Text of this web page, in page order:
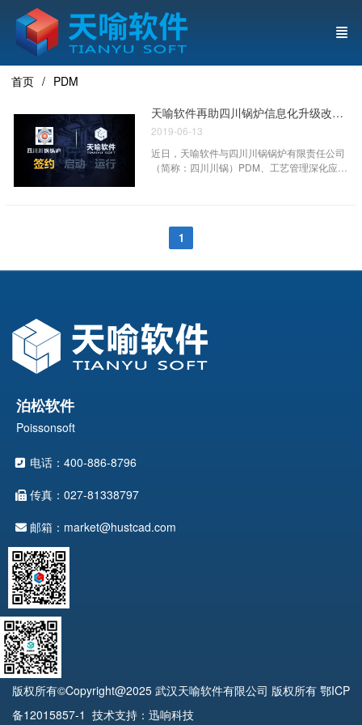
首页
PDM
天喻软件再助四川锅炉信息化升级改造提质增效
2019-06-13
近日，天喻软件与四川川锅锅炉有限责任公司
（简称：四川川锅）PDM、工艺管理深化应用
1
泊松软件
Poissonsoft
电话：400-886-8796
传真：027-81338797
邮箱：market@hustcad.com
版权所有©Copyright@2025 武汉天喻软件有限公司 版权所有 鄂ICP
备12015857-1 技术支持：迅响科技